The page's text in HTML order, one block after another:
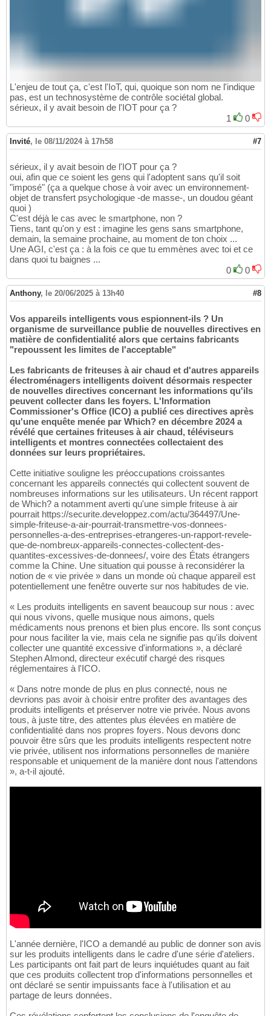
L'enjeu de tout ça, c'est l'IoT, qui, quoique son nom ne l'indique
pas, est un technosystème de contrôle sociétal global.
sérieux, il y avait besoin de l'IOT pour ça ?
1
0
Invité, le 08/11/2024 à 17h58 #7
sérieux, il y avait besoin de l'IOT pour ça ?
oui, afin que ce soient les gens qui l'adoptent sans qu'il soit
"imposé" (ça a quelque chose à voir avec un environnement-
objet de transfert psychologique -de masse-, un doudou géant
quoi )
C'est déjà le cas avec le smartphone, non ?
Tiens, tant qu'on y est : imagine les gens sans smartphone,
demain, la semaine prochaine, au moment de ton choix ...
Une AGI, c'est ça : à la fois ce que tu emmènes avec toi et ce
dans quoi tu baignes ...
0
0
Anthony, le 20/06/2025 à 13h40 #8
Vos appareils intelligents vous espionnent-ils ? Un
organisme de surveillance publie de nouvelles directives en
matière de confidentialité alors que certains fabricants
"repoussent les limites de l'acceptable"
Les fabricants de friteuses à air chaud et d'autres appareils
électroménagers intelligents doivent désormais respecter
de nouvelles directives concernant les informations qu'ils
peuvent collecter dans les foyers. L'Information
Commissioner's Office (ICO) a publié ces directives après
qu'une enquête menée par Which? en décembre 2024 a
révélé que certaines friteuses à air chaud, téléviseurs
intelligents et montres connectées collectaient des
données sur leurs propriétaires.
Cette initiative souligne les préoccupations croissantes
concernant les appareils connectés qui collectent souvent de
nombreuses informations sur les utilisateurs. Un récent rapport
de Which? a notamment averti qu'une simple friteuse à air
pourrait https://securite.developpez.com/actu/364497/Une-
simple-friteuse-a-air-pourrait-transmettre-vos-donnees-
personnelles-a-des-entreprises-etrangeres-un-rapport-revele-
que-de-nombreux-appareils-connectes-collectent-des-
quantites-excessives-de-donnees/, voire des États étrangers
comme la Chine. Une situation qui pousse à reconsidérer la
notion de « vie privée » dans un monde où chaque appareil est
potentiellement une fenêtre ouverte sur nos habitudes de vie.
« Les produits intelligents en savent beaucoup sur nous : avec
qui nous vivons, quelle musique nous aimons, quels
médicaments nous prenons et bien plus encore. Ils sont conçus
pour nous faciliter la vie, mais cela ne signifie pas qu'ils doivent
collecter une quantité excessive d'informations », a déclaré
Stephen Almond, directeur exécutif chargé des risques
réglementaires à l'ICO.
« Dans notre monde de plus en plus connecté, nous ne
devrions pas avoir à choisir entre profiter des avantages des
produits intelligents et préserver notre vie privée. Nous avons
tous, à juste titre, des attentes plus élevées en matière de
confidentialité dans nos propres foyers. Nous devons donc
pouvoir être sûrs que les produits intelligents respectent notre
vie privée, utilisent nos informations personnelles de manière
responsable et uniquement de la manière dont nous l'attendons
», a-t-il ajouté.
L'année dernière, l'ICO a demandé au public de donner son avis
sur les produits intelligents dans le cadre d'une série d'ateliers.
Les participants ont fait part de leurs inquiétudes quant au fait
que ces produits collectent trop d'informations personnelles et
ont déclaré se sentir impuissants face à l'utilisation et au
partage de leurs données.